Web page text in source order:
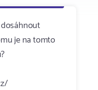
je na tomto